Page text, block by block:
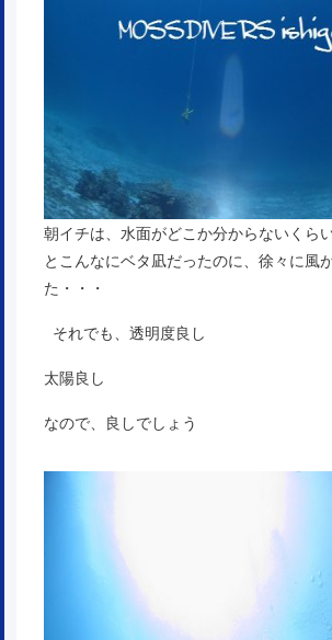
朝イチは、水面がどこか分からないくら
とこんなにベタ凪だったのに、徐々に風
た・・・
それでも、透明度良し
太陽良し
なので、良しでしょう